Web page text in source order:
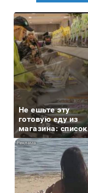
Не ешьте эту
готовую еду из
магазина: список